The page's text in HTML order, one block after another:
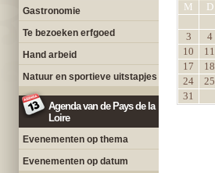
Gastronomie
Te bezoeken erfgoed
Hand arbeid
Natuur en sportieve uitstapjes
Agenda van de Pays de la
Loire
Evenementen op thema
Evenementen op datum
M D
3
4
10
11
17
18
24
25
31